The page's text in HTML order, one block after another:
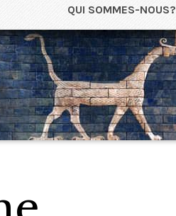
QUI SOMMES-NOUS?